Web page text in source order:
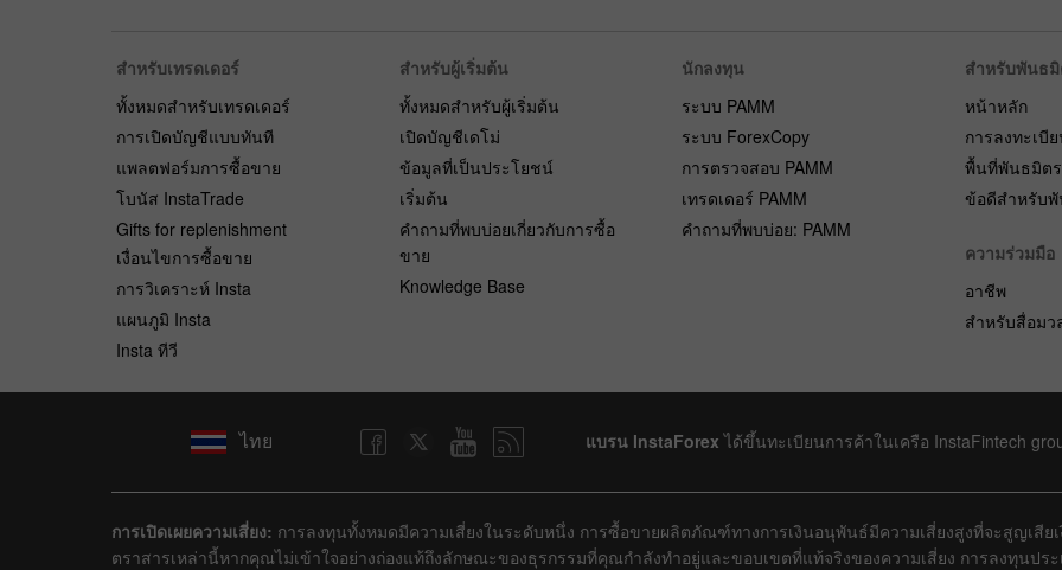
สำหรับเทรดเดอร์
ทั้งหมดสำหรับเทรดเดอร์
การเปิดบัญชีแบบทันที
แพลตฟอร์มการซื้อขาย
โบนัส InstaTrade
Gifts for replenishment
เงื่อนไขการซื้อขาย
การวิเคราะห์ Insta
แผนภูมิ Insta
Insta ทีวี
สำหรับผู้เริ่มต้น
ทั้งหมดสำหรับผู้เริ่มต้น
เปิดบัญชีเดโม่
ข้อมูลที่เป็นประโยชน์
เริ่มต้น
คำถามที่พบบ่อยเกี่ยวกับการซื้อ
ขาย
Knowledge Base
นักลงทุน
ระบบ PAMM
ระบบ ForexCopy
การตรวจสอบ PAMM
เทรดเดอร์ PAMM
คำถามที่พบบ่อย: PAMM
สำหรับพันธ
หน้าหลัก
การลงทะเบี
พื้นที่พันธมิตร
ข้อดีสำหรับ
ความร่วมมือ
อาชีพ
สำหรับสื่อม
ไทย แบรน InstaForex ได้ขึ้นทะเบียนการค้าในเครือ InstaFintech
การเปิดเผยความเสี่ยง: การลงทุนทั้งหมดมีความเสี่ยงในระดับหนึ่ง การซื้อขายผลิตภัณฑ์ทางการเงินอนุพันธ์มีความเสี่ยงสูงที่จะสูญเสียเ
ตราสารเหล่านี้หากคุณไม่เข้าใจอย่างถ่องแท้ถึงลักษณะของธุรกรรมที่คุณกำลังทำอยู่และขอบเขตที่แท้จริงของความเสี่ยง การลงทุนปร